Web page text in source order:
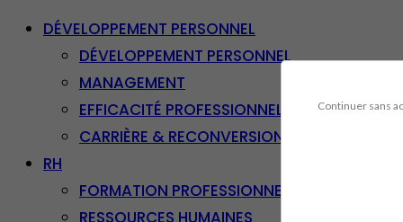
Continuer sans
DÉVELOPPEMENT PERSONNEL
DÉVELOPPEMENT PERSONNEL
MANAGEMENT
EFFICACITÉ PROFESSIONNELLE
CARRIÈRE & RECONVERSION
RH
FORMATION PROFESSIONNELLE
RESSOURCES HUMAINES